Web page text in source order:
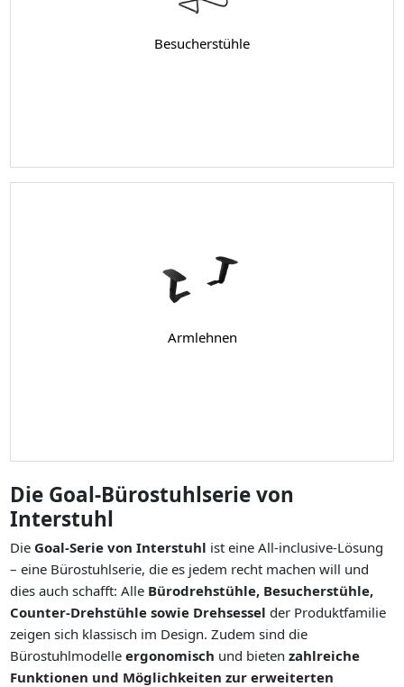
Besucherstühle
Armlehnen
Die Goal-Bürostuhlserie von
Interstuhl
Die Goal-Serie von Interstuhl ist eine All-inclusive-Lösung
– eine Bürostuhlserie, die es jedem recht machen will und
dies auch schafft: Alle Bürodrehstühle, Besucherstühle,
Counter-Drehstühle sowie Drehsessel der Produktfamilie
zeigen sich klassisch im Design. Zudem sind die
Bürostuhlmodelleergonomisch und bietenzahlreiche
Funktionen und Möglichkeiten zur erweiterten